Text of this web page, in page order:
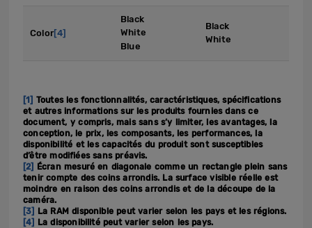
Color[4]
Black
White
Blue
Black
White
[1] Toutes les fonctionnalités, caractéristiques, spécifications
et autres informations sur les produits fournies dans ce
document, y compris, mais sans s’y limiter, les avantages, la
conception, le prix, les composants, les performances, la
disponibilité et les capacités du produit sont susceptibles
d’être modifiées sans préavis.
[2]
Écran mesuré en diagonale comme un rectangle plein sans
tenir compte des coins arrondis. La surface visible réelle est
moindre en raison des coins arrondis et de la découpe de la
caméra.
[3]
La RAM disponible peut varier selon les pays et les régions.
[4]
La disponibilité peut varier selon les pays.